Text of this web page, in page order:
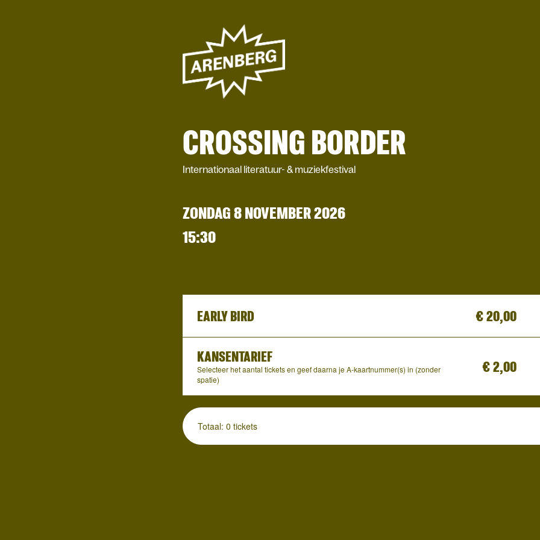
CROSSING BORDER
Internationaal literatuur- & muziekfestival
ZONDAG 8 NOVEMBER 2026
15:30
EARLY BIRD €20,00
KANSENTARIEF
Selecteer het aantal tickets en geef daarna je A-kaartnummer(s) in (zonder
spatie)
€2,00
Totaal: 0 tickets